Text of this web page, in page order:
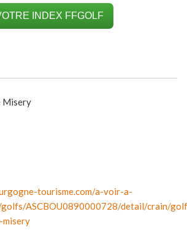
INDEX FFGOLF
Misery
tourisme.com/a-voir-a-
ASCBOU0890000728/detail/crain/
misery